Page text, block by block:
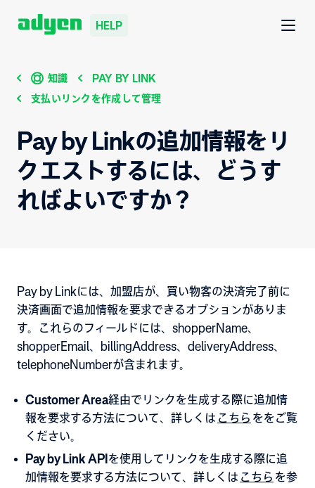
HELP
知識 PAY BY LINK
支払いリンクを作成して管理
Pay by Linkの追加情報をリ
クエストするには、どうす
ればよいですか？
Pay by Linkには、加盟店が、買い物客の決済完了前に
決済画面で追加情報を要求できるオプションがありま
す。これらのフィールドには、shopperName、
shopperEmail、billingAddress、deliveryAddress、
telephoneNumberが含まれます。
Customer Area経由でリンクを生成する際に追加情
報を要求する方法について、詳しくは こちら ををご覧
ください
Pay by Link API を使用してリンクを生成する際に追
加情報を要求する方法について、詳しくは こちら を参